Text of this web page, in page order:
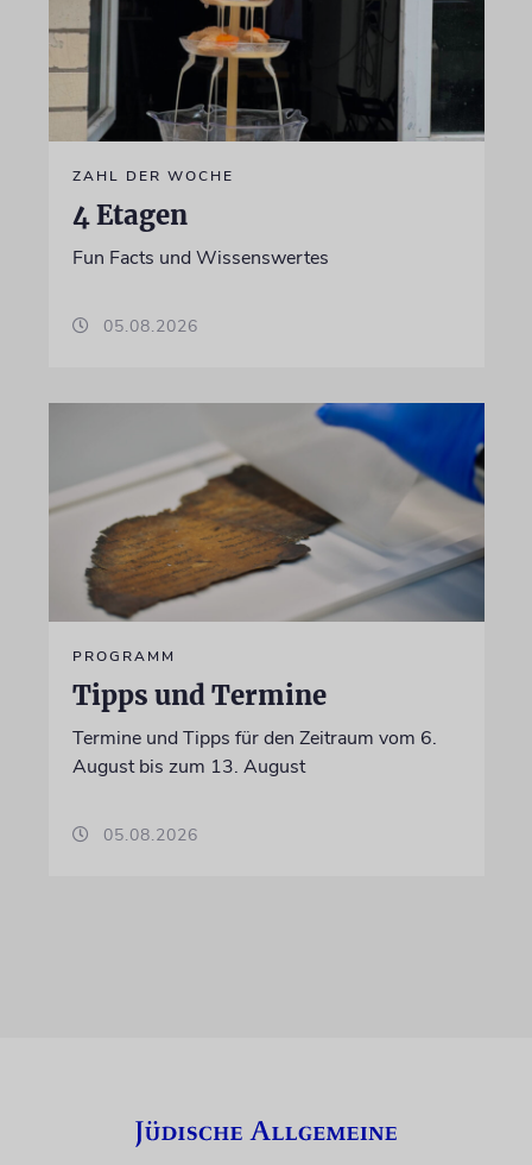
ZAHL DER WOCHE
4 Etagen
Fun Facts und Wissenswertes
05.08.2026
PROGRAMM
Tipps und Termine
Termine und Tipps für den Zeitraum vom 6.
August bis zum 13. August
05.08.2026